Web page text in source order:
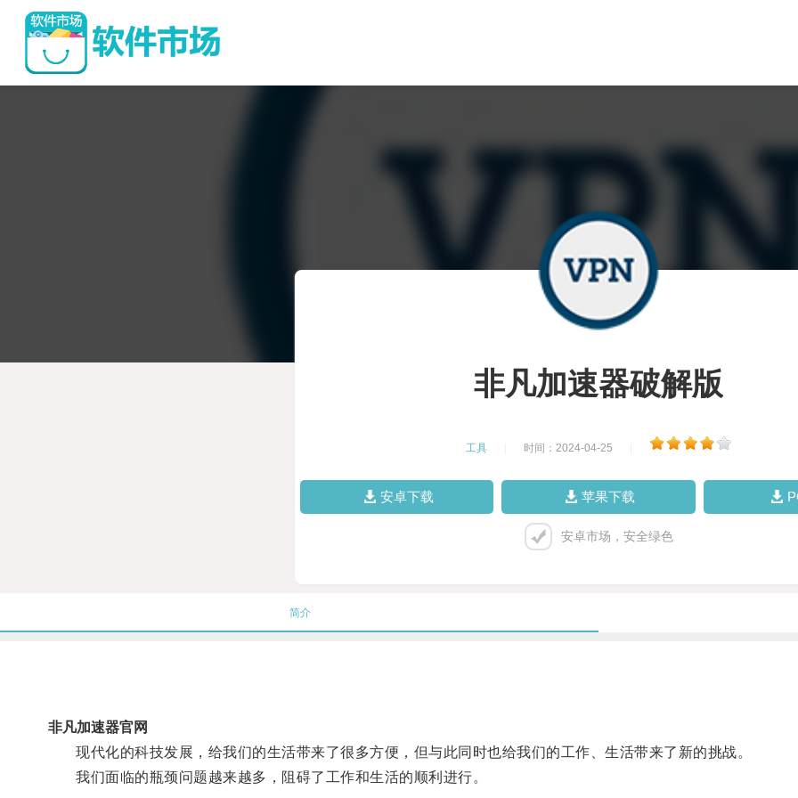
非凡加速器破解版
工具 时间：2024-04-25
安卓下载 苹果下载
安卓市场，安全绿色
简介
非凡加速器官网
现代化的科技发展，给我们的生活带来了很多方便，但与此同时也给我们的工作、生活带来了新的挑战。
我们面临的瓶颈问题越来越多，阻碍了工作和生活的顺利进行。